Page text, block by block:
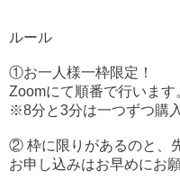
ルール
①お一人様一枠限定！
Zoomにて順番で行います
※8分と3分は一つずつ購
② 枠に限りがあるのと、
お申し込みはお早めにお